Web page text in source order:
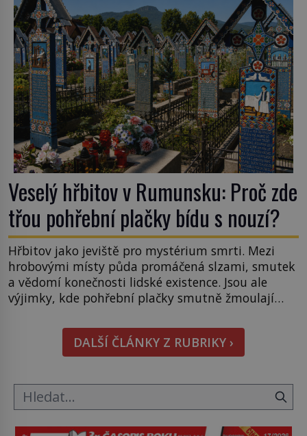
tsunami si […]
Veselý hřbitov v Rumunsku: Proč zde
třou pohřební plačky bídu s nouzí?
Hřbitov jako jeviště pro mystérium smrti. Mezi
hrobovými místy půda promáčená slzami, smutek
a vědomí konečnosti lidské existence. Jsou ale
výjimky, kde pohřební plačky smutně žmoulají
pohledu na výši vyměřené podpory
v nezaměstnanosti. Kam vás pozveme? Unikátní
hřbitov, který si vysloužil název „Veselý“, najdeme
DALŠÍ ČLÁNKY Z RUBRIKY ›